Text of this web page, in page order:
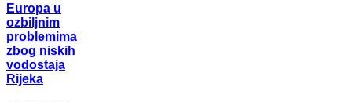
Europa u
ozbiljnim
problemima
zbog niskih
vodostaja
Rijeka